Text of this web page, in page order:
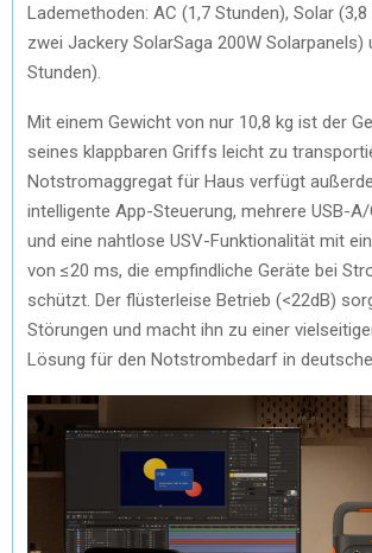
Lademethoden: AC (1,7 Stunden), Solar
zwei Jackery SolarSaga 200W Solarpanels)
Stunden).
Mit einem Gewicht von nur 10,8 kg ist der
seines klappbaren Griffs leicht zu
Notstromaggregat für Haus verfügt
intelligente App-Steuerung, mehrere USB-
und eine nahtlose USV-Funktionalität mit
von ≤20 ms, die empfindliche Geräte bei
schützt. Der flüsterleise Betrieb (<22dB)
Störungen und macht ihn zu einer
Lösung für den Notstrombedarf in